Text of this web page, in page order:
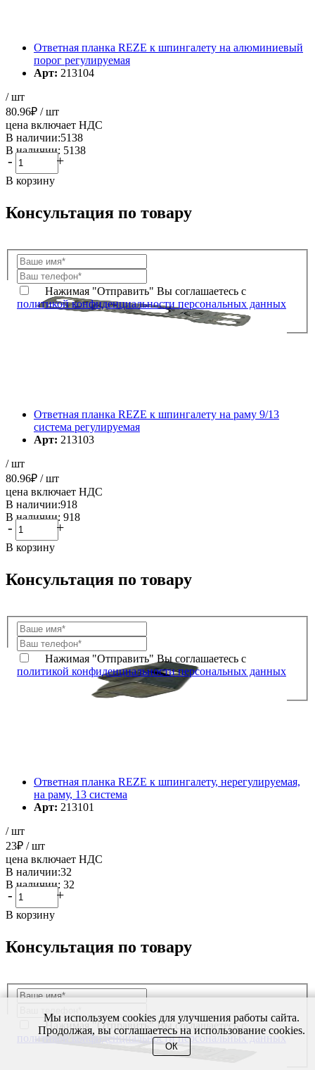
Ответная планка REZE к шпингалету на алюминиевый
порог регулируемая
Арт: 213104
/ шт
80.96₽ / шт
цена включает НДС
В наличии:5138
В наличии: 5138
- +
В корзину
Консультация по товару
Нажимая "Отправить" Вы соглашаетесь с
политикой конфиденциальности персональных данных
Ответная планка REZE к шпингалету на раму 9/13
система регулируемая
Арт: 213103
/ шт
80.96₽ / шт
цена включает НДС
В наличии:918
В наличии: 918
- +
В корзину
Консультация по товару
Нажимая "Отправить" Вы соглашаетесь с
политикой конфиденциальности персональных данных
Ответная планка REZE к шпингалету, нерегулируемая,
на раму, 13 система
Арт: 213101
/ шт
23₽ / шт
цена включает НДС
В наличии:32
В наличии: 32
- +
В корзину
Консультация по товару
Нажимая "Отправить" Вы соглашаетесь с
политикой конфиденциальности персональных данных
Мы используем cookies для улучшения работы сайта.
Продолжая, вы соглашаетесь на использование cookies.
ОК